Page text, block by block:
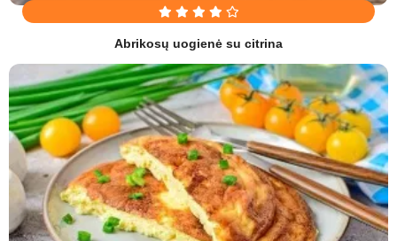
Abrikosų uogienė su citrina